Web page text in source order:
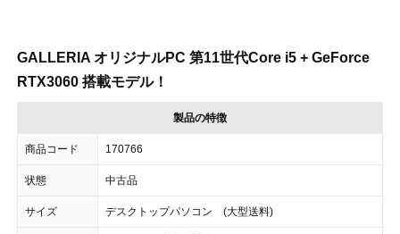
GALLERIA オリジナルPC 第11世代Core i5 + GeForce
RTX3060 搭載モデル！
製品の特徴
商品コード 170766
状態 中古品
サイズ デスクトップパソコン (大型送料)